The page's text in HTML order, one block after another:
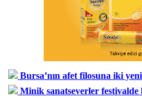
Bursa’nın afet filosuna iki
Minik sanatseverler festivalde